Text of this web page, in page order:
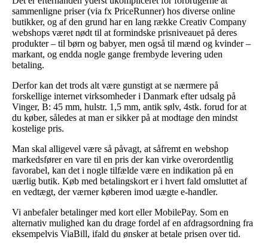
sammenligne priser (via fx PriceRunner) hos diverse online
butikker, og af den grund har en lang række Creativ Company
webshops været nødt til at formindske prisniveauet på deres
produkter – til børn og babyer, men også til mænd og kvinder –
markant, og endda nogle gange frembyde levering uden
betaling.
Derfor kan det trods alt være gunstigt at se nærmere på
forskellige internet virksomheder i Danmark efter udsalg på
Vinger, B: 45 mm, hulstr. 1,5 mm, antik sølv, 4stk. forud for at
du køber, således at man er sikker på at modtage den mindst
kostelige pris.
Man skal alligevel være så påvagt, at såfremt en webshop
markedsfører en vare til en pris der kan virke overordentlig
favorabel, kan det i nogle tilfælde være en indikation på en
uærlig butik. Køb med betalingskort er i hvert fald omsluttet af
en vedtægt, der værner køberen imod uægte e-handler.
Vi anbefaler betalinger med kort eller MobilePay. Som en
alternativ mulighed kan du drage fordel af en afdragsordning fra
eksempelvis ViaBill, ifald du ønsker at betale prisen over tid.